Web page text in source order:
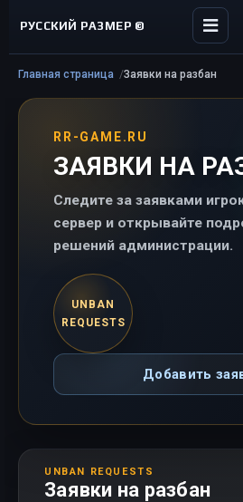
РУССКИЙ РАЗМЕР ©
Главная страница Заявки на разбан
RR-GAME.RU
ЗАЯВКИ НА
Следите за заявками
сервер и открывайте
решений администрации.
UNBAN
REQUESTS
Добавить
UNBAN REQUESTS
Заявки на разбан